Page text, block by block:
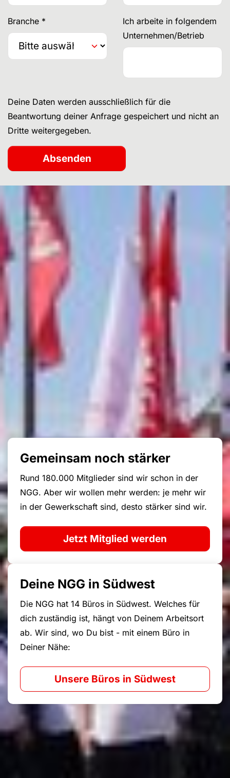
Branche *
Ich arbeite in folgendem
Unternehmen/Betrieb
Deine Daten werden ausschließlich für die
Beantwortung deiner Anfrage gespeichert und nicht an
Dritte weitergegeben.
Absenden
Gemeinsam noch stärker
Rund 180.000 Mitglieder sind wir schon in der
NGG. Aber wir wollen mehr werden: je mehr wir
in der Gewerkschaft sind, desto stärker sind wir.
Jetzt Mitglied werden
Deine NGG in Südwest
Die NGG hat 14 Büros in Südwest. Welches für
dich zuständig ist, hängt von Deinem Arbeitsort
ab. Wir sind, wo Du bist - mit einem Büro in
Deiner Nähe:
Unsere Büros in Südwest